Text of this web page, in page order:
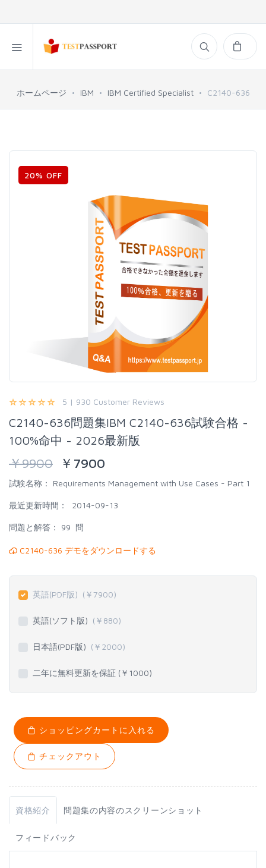
ホームページ IBM IBM Certified Specialist C2140-636
20% OFF
5 | 930 Customer Reviews
C2140-636問題集IBM C2140-636試験合格 -
100%命中 - 2026最新版
￥9900 ￥ 7900
試験名称： Requirements Management with Use Cases - Part 1
最近更新時間： 2014-09-13
問題と解答： 99 問
C2140-636 デモをダウンロードする
英語(PDF版) (￥7900)
英語(ソフト版) (￥ 880)
日本語(PDF版) (￥ 2000)
二年に無料更新を保証 (￥ 1000)
ショッピングカートに入れる
チェックアウト
資格紹介 問題集の内容のスクリーンショット
フィードバック